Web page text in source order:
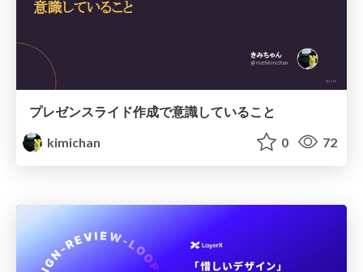
プレゼンスライド作成で意識していること
kimichan
0 72